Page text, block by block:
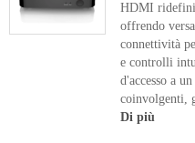
HDMI
offrendo
connettività
e controlli
d'accesso a
coinvolgenti,
Di più